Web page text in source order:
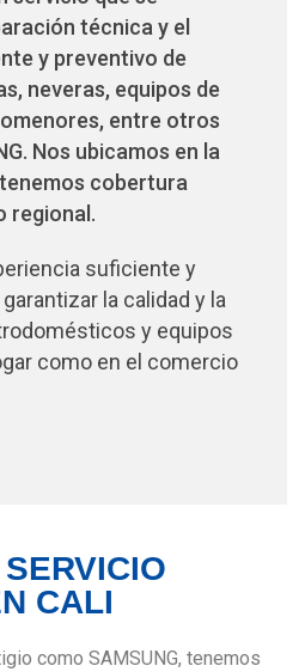
técnica y el
y preventivo de
neveras, equipos de
entre otros
Nos ubicamos en la
cobertura
regional.
suficiente y
la calidad y la
y equipos
como en el comercio
CALI
como SAMSUNG, tenemos